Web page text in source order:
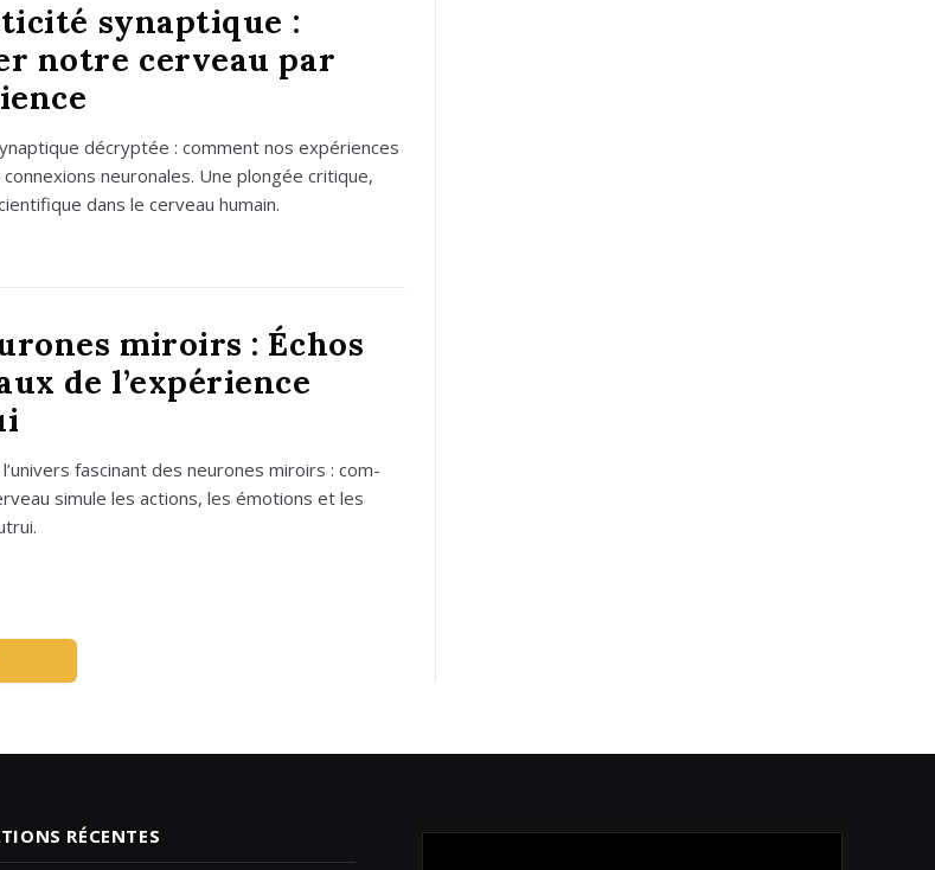
synaptique :
notre cerveau par
décryp­tée : com­ment nos expé­riences
neu­ro­nales. Une plon­gée cri­tique,
dans le cer­veau humain.
miroirs : Échos
de l’expérience
fas­ci­nant des neu­rones miroirs : com­
simule les actions, les émo­tions et les
RÉCENTES